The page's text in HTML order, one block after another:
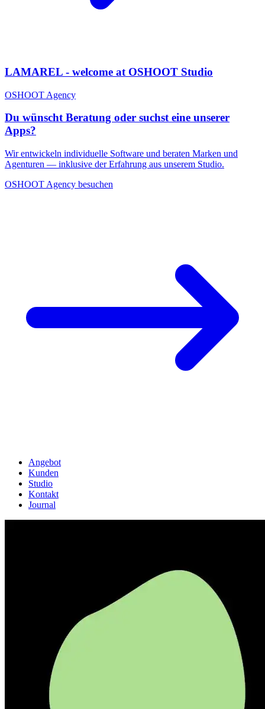
LAMAREL - welcome at OSHOOT Studio
OSHOOT Agency
Du wünscht Beratung oder suchst eine unserer
Apps?
Wir entwickeln individuelle Software und beraten Marken und
Agenturen — inklusive der Erfahrung aus unserem Studio.
OSHOOT Agency besuchen
Angebot
Kunden
Studio
Kontakt
Journal